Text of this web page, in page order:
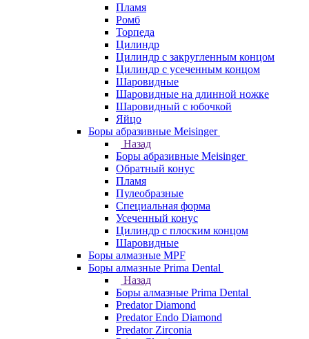
Пламя
Ромб
Торпеда
Цилиндр
Цилиндр с закругленным концом
Цилиндр с усеченным концом
Шаровидные
Шаровидные на длинной ножке
Шаровидный с юбочкой
Яйцо
Боры абразивные Meisinger
Назад
Боры абразивные Meisinger
Обратный конус
Пламя
Пулеобразные
Специальная форма
Усеченный конус
Цилиндр с плоским концом
Шаровидные
Боры алмазные MPF
Боры алмазные Prima Dental
Назад
Боры алмазные Prima Dental
Predator Diamond
Predator Endo Diamond
Predator Zirconia